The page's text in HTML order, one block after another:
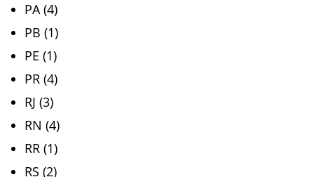
PA (4)
PB (1)
PE (1)
PR (4)
RJ (3)
RN (4)
RR (1)
RS (2)